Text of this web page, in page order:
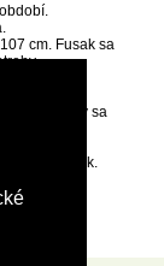
cm. Fusak sa
dotyk, ktorý sa
autosedačiek.